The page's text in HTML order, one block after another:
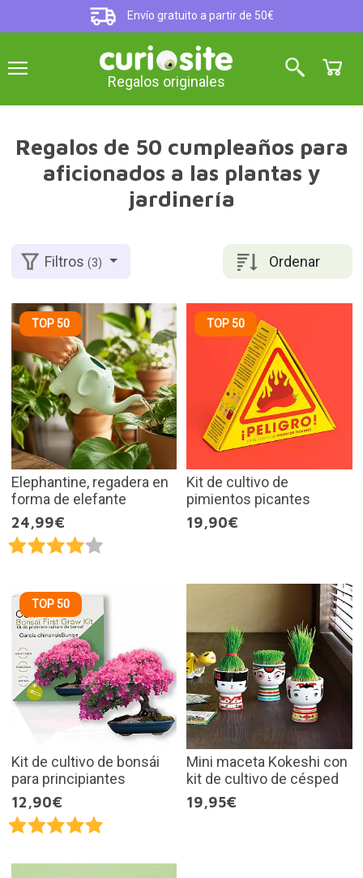
Envío gratuito a partir de 50€
Regalos originales
Regalos de 50 cumpleaños para
aficionados a las plantas y
jardinería
Ordenar
Filtros(3)
TOP 50
Elephantine, regadera en
forma de elefante
24,99€
TOP 50
Kit de cultivo de
pimientos picantes
19,90€
TOP 50
Kit de cultivo de bonsái
para principiantes
12,90€
Mini maceta Kokeshi con
kit de cultivo de césped
19,95€